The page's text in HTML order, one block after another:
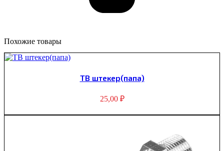
Похожие товары
ТВ штекер(папа)
25,00 ₽